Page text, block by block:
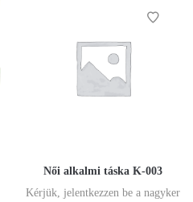
Női alkalmi táska K-003
Kérjük, jelentkezzen be a nagyker